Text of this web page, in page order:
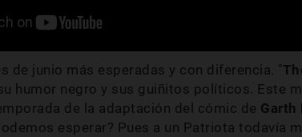
de junio más esperadas y con diferencia. "
humor negro y sus guiñitos políticos. Este
de la adaptación del cómic de Garth
podemos esperar? Pues a un Patriota todavía